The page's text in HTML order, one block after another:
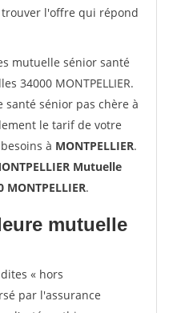
l'offre qui répond
mutuelle sénior santé
34000 MONTPELLIER.
sénior pas chère à
le tarif de votre
à MONTPELLIER.
Mutuelle
.
mutuelle
« hors
par l'assurance